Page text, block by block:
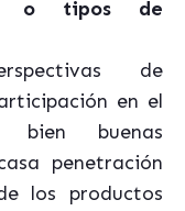
o tipos de
de
en el
buenas
penetración
los productos